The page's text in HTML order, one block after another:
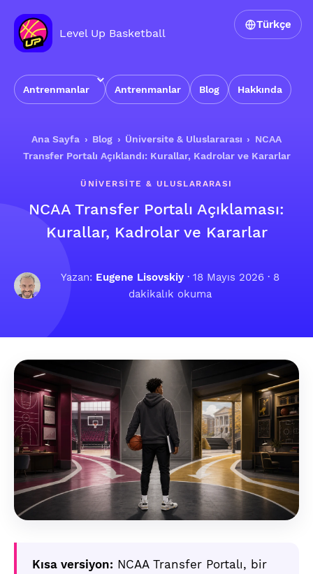
Level Up Basketball
Antrenmanlar Antrenmanlar Blog Hakkında
Türkçe
Ana Sayfa › Blog › Üniversite & Uluslararası › NCAA
Transfer Portalı Açıklandı: Kurallar, Kadrolar ve Kararlar
ÜNIVERSITE & ULUSLARARASI
NCAA Transfer Portalı Açıklaması:
Kurallar, Kadrolar ve Kararlar
Yazan: Eugene Lisovskiy· 18 Mayıs 2026· 8
dakikalık okuma
Kısa versiyon: NCAA Transfer Portalı, bir